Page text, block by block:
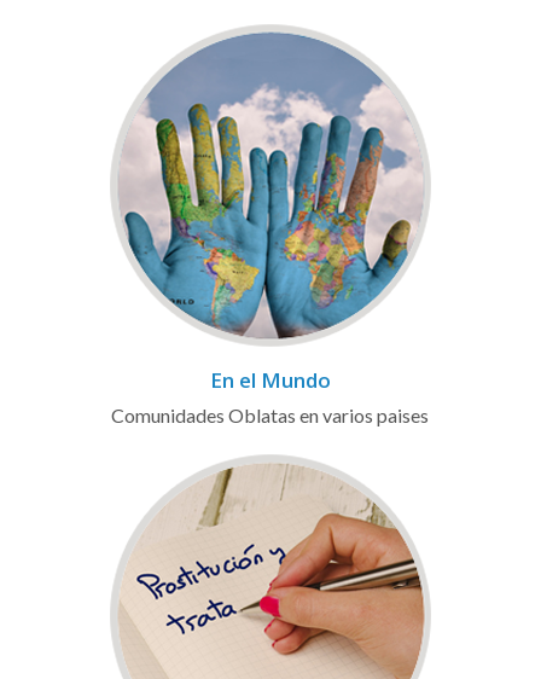
En el Mundo
Comunidades Oblatas en varios paises